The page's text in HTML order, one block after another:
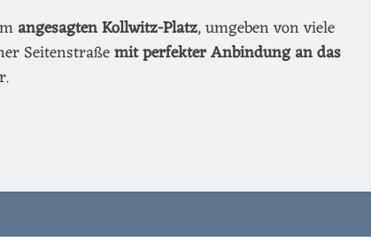
angesagten Kollwitz-Platz, umgeben von viele
Seitenstraßemit perfekter Anbindung an das